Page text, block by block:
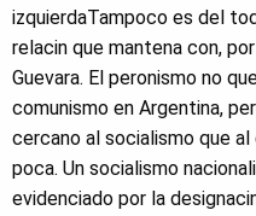
izquierdaTampoco es del
relacin que mantena con,
Guevara. El peronismo no
comunismo en Argentina,
cercano al socialismo que
poca. Un socialismo
evidenciado por la